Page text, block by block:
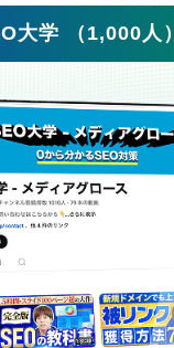
大学 （1,000人）